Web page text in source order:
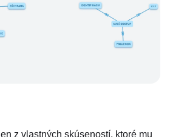
z vlastných skúseností, ktoré mu